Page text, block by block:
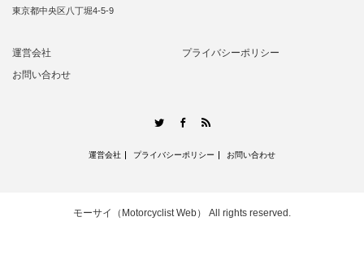
東京都中央区八丁堀4-5-9
運営会社
プライバシーポリシー
お問い合わせ
TwitterFacebook
運営会社 プライバシーポリシー お問い合わせ
モーサイ（Motorcyclist Web） All rights reserved.